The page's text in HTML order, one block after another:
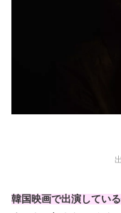
韓国映画で出演してい